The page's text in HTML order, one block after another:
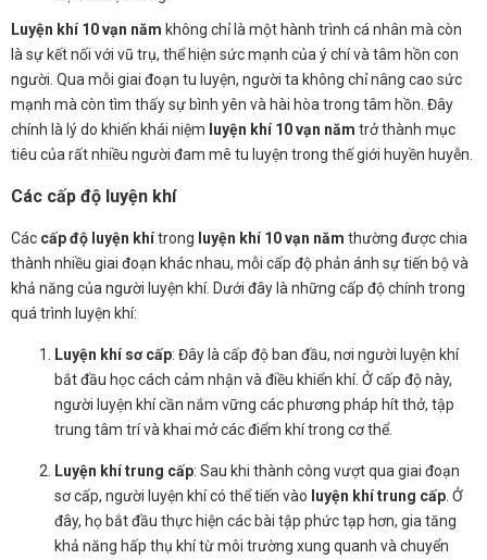
Luyện khí 10 vạn năm không chỉ là một hành trình cá nhân mà còn
là sự kết nối với vũ trụ, thể hiện sức mạnh của ý chí và tâm hồn con
người. Qua mỗi giai đoạn tu luyện, người ta không chỉ nâng cao sức
mạnh mà còn tìm thấy sự bình yên và hài hòa trong tâm hồn. Đây
chính là lý do khiến khái niệm luyện khí 10 vạn năm trở thành mục
tiêu của rất nhiều người đam mê tu luyện trong thế giới huyền huyễn.
Các cấp độ luyện khí
Các cấp độ luyện khítrong luyện khí 10 vạn năm thường được chia
thành nhiều giai đoạn khác nhau, mỗi cấp độ phản ánh sự tiến bộ và
khả năng của người luyện khí. Dưới đây là những cấp độ chính trong
quá trình luyện khí:
Luyện khí sơ cấp: Đây là cấp độ ban đầu, nơi người luyện khí
bắt đầu học cách cảm nhận và điều khiển khí. Ở cấp độ này,
người luyện khí cần nắm vững các phương pháp hít thở, tập
trung tâm trí và khai mở các điểm khí trong cơ thể.
Luyện khí trung cấp: Sau khi thành công vượt qua giai đoạn
sơ cấp, người luyện khí có thể tiến vào luyện khí trung cấp . Ở
đây, họ bắt đầu thực hiện các bài tập phức tạp hơn, gia tăng
khả năng hấp thụ khí từ môi trường xung quanh và chuyển